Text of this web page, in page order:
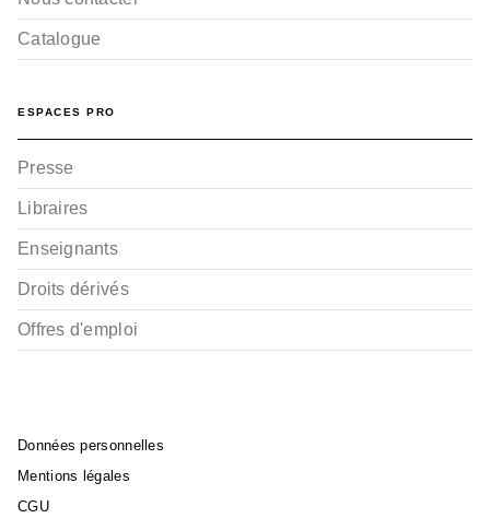
Catalogue
ESPACES PRO
Presse
Libraires
Enseignants
Droits dérivés
Offres d'emploi
Données personnelles
Mentions légales
CGU